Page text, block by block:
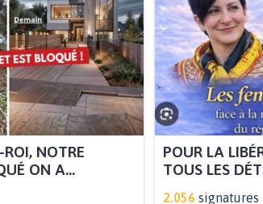
NOTRE
ON A...
POUR LA
TOUS LES
2.056 signatures